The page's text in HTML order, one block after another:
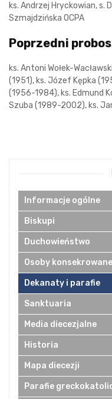
ks. Andrzej Hryckowian, s.
Szmajdzińska OCPA
Poprzedni
ks. Antoni Wołek-
(1951), ks. Józef Kępka
(1956-1984), ks. Edmund
Szuba (1989-2002), ks.
Informacje ogólne
Biskupi
Duchowieństwo
Osoby konsekrowane
Dekanaty i parafie
Sanktuaria
Media diecezjalne
Historia
Mapa diecezji
Parafie